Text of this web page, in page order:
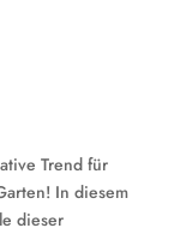
Trend für
In diesem
dieser